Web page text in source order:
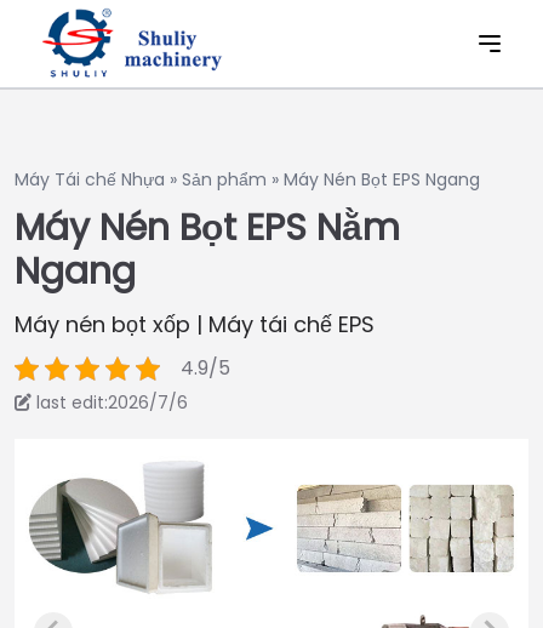
Máy Tái chế Nhựa » Sản phẩm » Máy Nén Bọt EPS Ngang
Máy Nén Bọt EPS Nằm
Ngang
Máy nén bọt xốp | Máy tái chế EPS
4.9/5
last edit:2026/7/6